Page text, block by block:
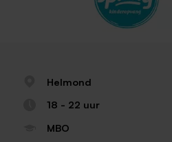
Helmond
18 - 22 uur
MBO